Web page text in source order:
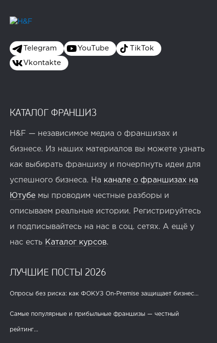
Telegram YouTube TikTok
Vkontakte
КАТАЛОГ ФРАНШИЗ
H&F — независимое медиа о франшизах и
бизнесе. Из наших материалов вы можете узнать
как выбирать франшизу и почерпнуть идеи для
успешного бизнеса. На канале о франшизах на
Ютубе мы проводим честные разборы и
описываем реальные истории. Регистрируйтесь
и подписывайтесь на нас в соц. сетях. А ещё у
нас есть Каталог курсов.
ЛУЧШИЕ ПОСТЫ 2026
Опросы без риска: как ФОКУЗ On-Premise защищает бизнес...
Самые популярные и прибыльные франшизы — честный
рейтинг...